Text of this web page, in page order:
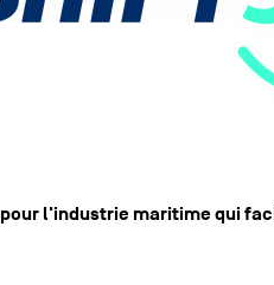
l'industrie maritime qui